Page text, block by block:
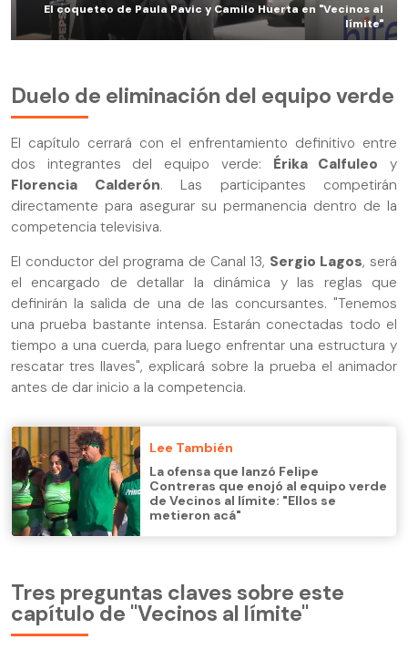
El coqueteo de Paula Pavic y Camilo Huerta en "Vecinos al
límite"
Duelo de eliminación del equipo verde
El capítulo cerrará con el enfrentamiento definitivo entre
dos integrantes del equipo verde: Érika Calfuleo y
Florencia Calderón. Las participantes competirán
directamente para asegurar su permanencia dentro de la
competencia televisiva.
El conductor del programa de Canal 13, Sergio Lagos, será
el encargado de detallar la dinámica y las reglas que
definirán la salida de una de las concursantes. "Tenemos
una prueba bastante intensa. Estarán conectadas todo el
tiempo a una cuerda, para luego enfrentar una estructura y
rescatar tres llaves", explicará sobre la prueba el animador
antes de dar inicio a la competencia.
Lee También
La ofensa que lanzó Felipe
Contreras que enojó al equipo verde
de Vecinos al límite: "Ellos se
metieron acá"
Tres preguntas claves sobre este
capítulo de "Vecinos al límite"